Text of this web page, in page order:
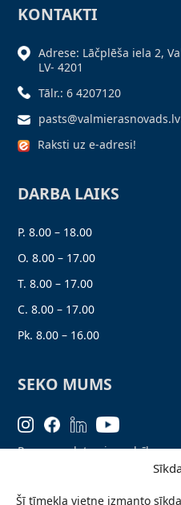
Šī tīmekļa vietne izmanto
KONTAKTI
Adrese: Lāčplēša iela 2,
LV- 4201
Tālr.: 6 4207120
pasts@valmierasnovads.lv
Raksti uz e-adresi!
DARBA LAIKS
P. 8.00 – 18.00
O. 8.00 – 17.00
T. 8.00 – 17.00
C. 8.00 – 17.00
Pk. 8.00 – 16.00
SEKO MUMS
Personas datu aizsardzība